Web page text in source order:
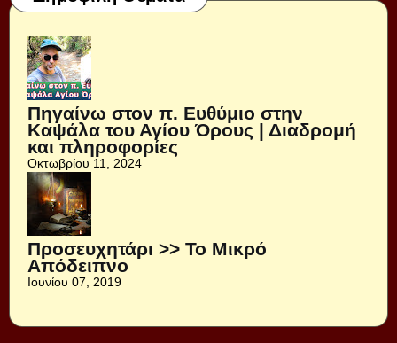
Πηγαίνω στον π. Ευθύμιο στην
Καψάλα του Αγίου Όρους | Διαδρομή
και πληροφορίες
Οκτωβρίου 11, 2024
Προσευχητάρι >> Το Μικρό
Απόδειπνο
Ιουνίου 07, 2019